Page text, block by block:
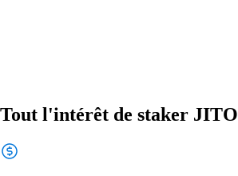
Tout l'intérêt de staker JITO